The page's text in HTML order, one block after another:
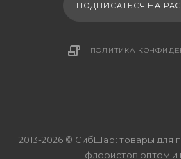
ПОДПИСАТЬСЯ НА
ПОЛИТИКА
2013-2026 © СибШар: товары для
флористов оптом и